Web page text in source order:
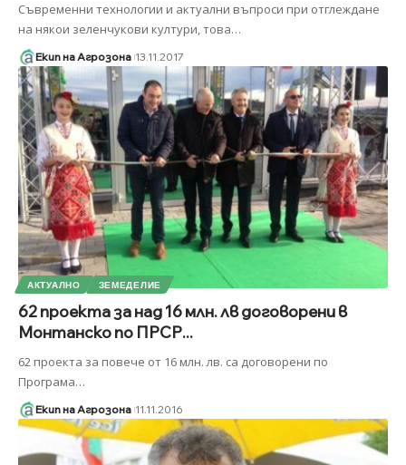
Съвременни технологии и актуални въпроси при отглеждане
на някои зеленчукови култури, това…
Екип на Агрозона 13.11.2017
АКТУАЛНО ЗЕМЕДЕЛИЕ
62 проекта за над 16 млн. лв договорени в
Монтанско по ПРСР...
62 проекта за повече от 16 млн. лв. са договорени по
Програма…
Екип на Агрозона 11.11.2016